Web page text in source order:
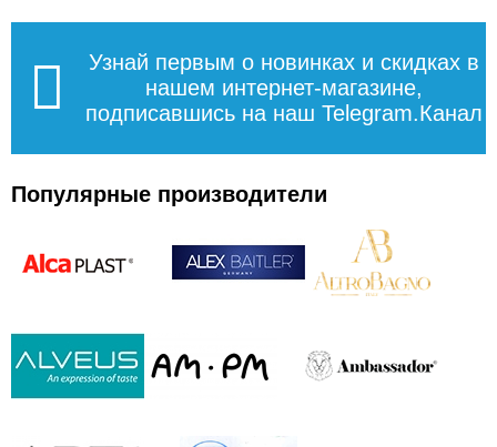
Узнай первым о новинках и скидках в
нашем интернет-магазине,
подписавшись на наш Telegram.Канал
Популярные производители